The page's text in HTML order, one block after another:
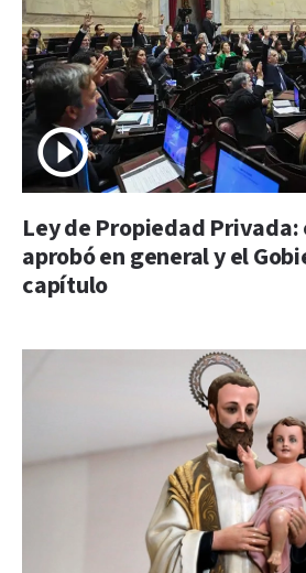
Ley de Propiedad Privada:
aprobó en general y el
capítulo